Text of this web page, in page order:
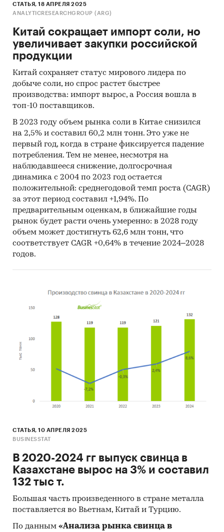
СТАТЬЯ, 18 АПРЕЛЯ 2025
ANALYTICRESEARCHGROUP (ARG)
Китай сокращает импорт соли, но
увеличивает закупки российской
продукции
Китай сохраняет статус мирового лидера по
добыче соли, но спрос растет быстрее
производства: импорт вырос, а Россия вошла в
топ-10 поставщиков.
В 2023 году объем рынка соли в Китае снизился
на 2,5% и составил 60,2 млн тонн. Это уже не
первый год, когда в стране фиксируется падение
потребления. Тем не менее, несмотря на
наблюдавшееся снижение, долгосрочная
динамика с 2004 по 2023 год остается
положительной: среднегодовой темп роста (CAGR)
за этот период составил +1,94%. По
предварительным оценкам, в ближайшие годы
рынок будет расти очень умеренно: в 2028 году
объем может достигнуть 62,6 млн тонн, что
соответствует CAGR +0,64% в течение 2024–2028
годов.
СТАТЬЯ, 10 АПРЕЛЯ 2025
BUSINESSTAT
В 2020-2024 гг выпуск свинца в
Казахстане вырос на 3% и составил
132 тыс т.
Большая часть произведенного в стране металла
поставляется во Вьетнам, Китай и Турцию.
По данным «Анализа рынка свинца в